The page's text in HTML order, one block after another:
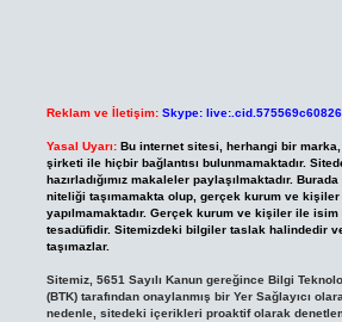
Reklam ve İletişim: Skype:
Yasal Uyarı: Bu internet sitesi, herhangi bir
şirketi ile hiçbir bağlantısı bulunmamaktadır.
hazırladığımız makaleler paylaşılmaktadır.
niteliği taşımamakta olup, gerçek kurum ve kişiler
yapılmamaktadır. Gerçek kurum ve kişiler ile
tesadüfidir. Sitemizdeki bilgiler taslak halindedir
taşımazlar.
Sitemiz, 5651 Sayılı Kanun gereğince Bilgi
(BTK) tarafından onaylanmış bir Yer Sağlayıcı
nedenle, sitedeki içerikleri proaktif olarak